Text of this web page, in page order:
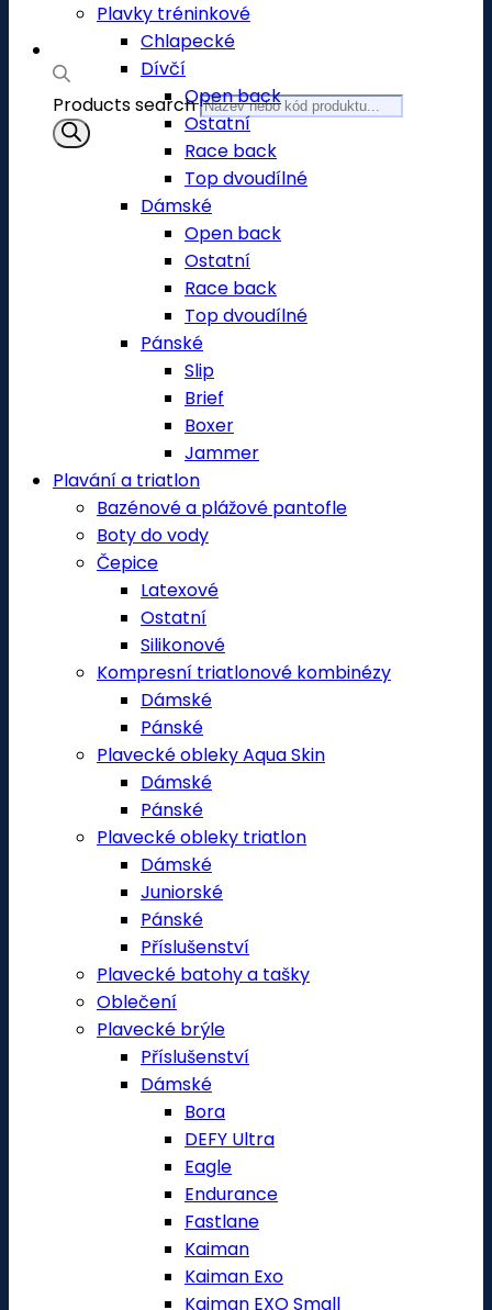
Products search
Plavky tréninkové
Chlapecké
Dívčí
Open back
Ostatní
Race back
Top dvoudílné
Dámské
Open back
Ostatní
Race back
Top dvoudílné
Pánské
Slip
Brief
Boxer
Jammer
Plavání a triatlon
Bazénové a plážové pantofle
Boty do vody
Čepice
Latexové
Ostatní
Silikonové
Kompresní triatlonové kombinézy
Dámské
Pánské
Plavecké obleky Aqua Skin
Dámské
Pánské
Plavecké obleky triatlon
Dámské
Juniorské
Pánské
Příslušenství
Plavecké batohy a tašky
Oblečení
Plavecké brýle
Příslušenství
Dámské
Bora
DEFY Ultra
Eagle
Endurance
Fastlane
Kaiman
Kaiman Exo
Kaiman EXO Small